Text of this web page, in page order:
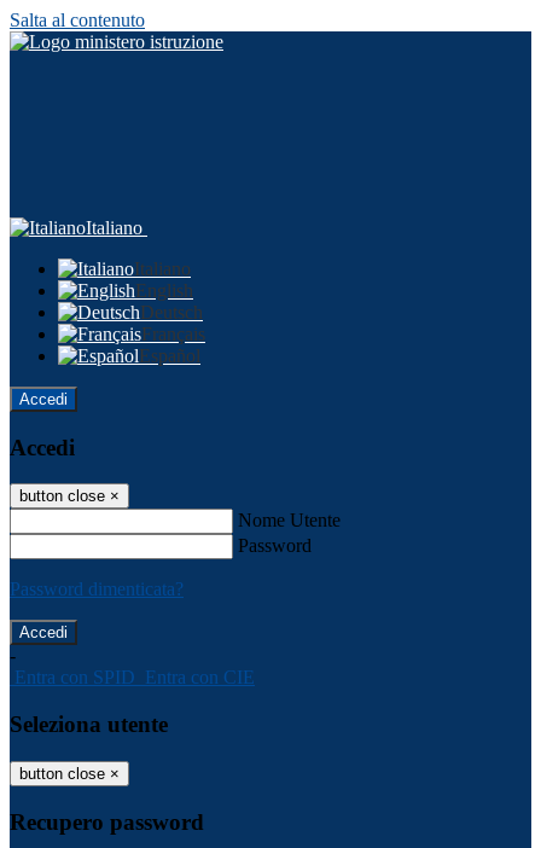
Salta al contenuto
Italiano
Italiano
English
Deutsch
Français
Español
Accedi
Accedi
button close ×
Nome Utente
Password
Password dimenticata?
-
Entra con SPID Entra con CIE
Seleziona utente
button close ×
Recupero password